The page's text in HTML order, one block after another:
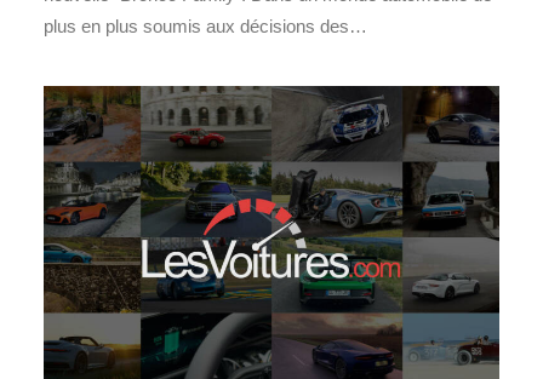
plus en plus soumis aux décisions des…